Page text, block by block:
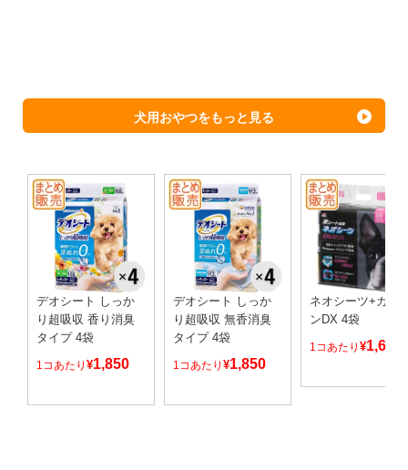
犬用おやつをもっと見る
デオシート しっか
り超吸収 香り消臭
タイプ 4袋
1コあたり¥1,850
デオシート しっか
り超吸収 無香消臭
タイプ 4袋
1コあたり¥1,850
ネオシーツ+カー
ンDX 4袋
1コあたり¥1,680